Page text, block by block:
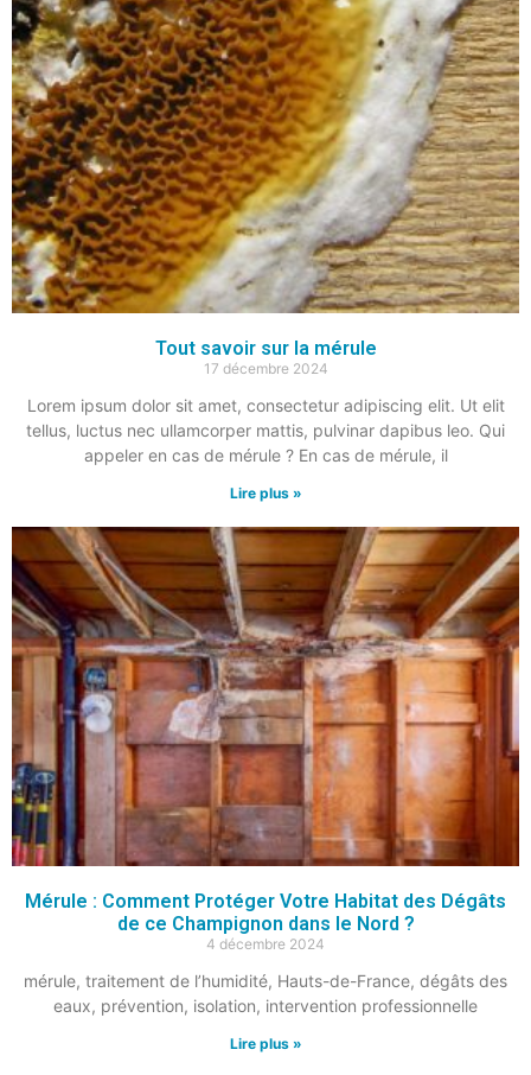
Tout savoir sur la mérule
17 décembre 2024
Lorem ipsum dolor sit amet, consectetur adipiscing elit. Ut elit
tellus, luctus nec ullamcorper mattis, pulvinar dapibus leo. Qui
appeler en cas de mérule ? En cas de mérule, il
Lire plus »
Mérule : Comment Protéger Votre Habitat des Dégâts
de ce Champignon dans le Nord ?
4 décembre 2024
mérule, traitement de l’humidité, Hauts-de-France, dégâts des
eaux, prévention, isolation, intervention professionnelle
Lire plus »